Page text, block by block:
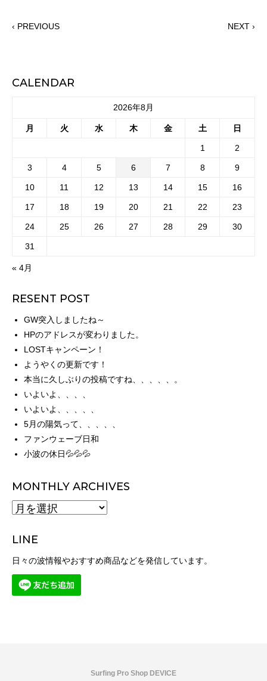
‹ PREVIOUS NEXT ›
CALENDAR
2026年8月
月 火 水 木 金 土 日
1 2
3 4 5 6 7 8 9
10 11 12 13 14 15 16
17 18 19 20 21 22 23
24 25 26 27 28 29 30
31
« 4月
RESENT POST
GW突入しましたね～
HPのアドレスが変わりました。
LOSTキャンペーン！
ようやくの更新です！
本当に久しぶりの投稿ですね、、、、、。
いよいよ、、、、
いよいよ、、、、、
5月の陽気って、、、、、
ファンウェーブ日和
小波の休日💦💦💦
MONTHLY ARCHIVES
MONTHLY
LINE
日々の波情報やおすすめ商品などを発信しています。
Surfing Pro Shop DEVICE